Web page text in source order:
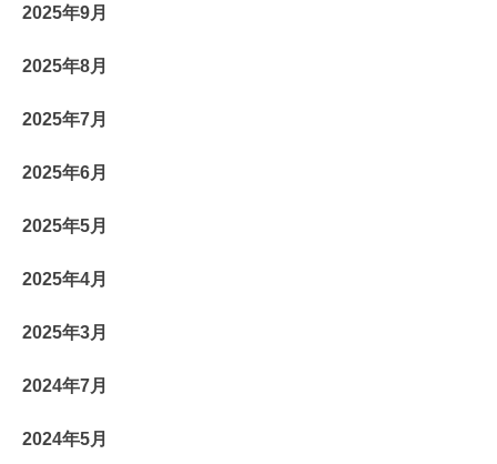
2025年9月
2025年8月
2025年7月
2025年6月
2025年5月
2025年4月
2025年3月
2024年7月
2024年5月